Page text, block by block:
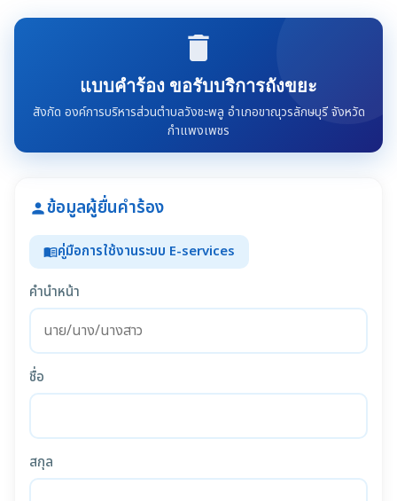
delete
แบบคำร้อง ขอรับบริการถังขยะ
สังกัด องค์การบริหารส่วนตำบลวังชะพลู อำเภอขาณุวรลักษบุรี จังหวัด
กำแพงเพชร
personข้อมูลผู้ยื่นคำร้อง
menu_bookคู่มือการใช้งานระบบ E-services
คำนำหน้า
ชื่อ
สกุล